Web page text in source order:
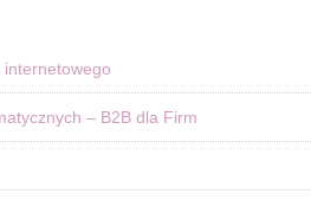
– B2B dla Firm